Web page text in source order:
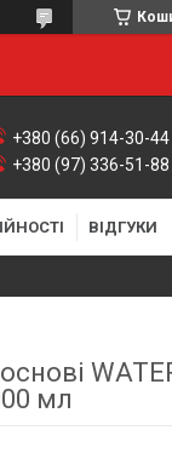
+380 (66) 914-30-44
+380 (97) 336-51-88
ВІДГУКИ
мл